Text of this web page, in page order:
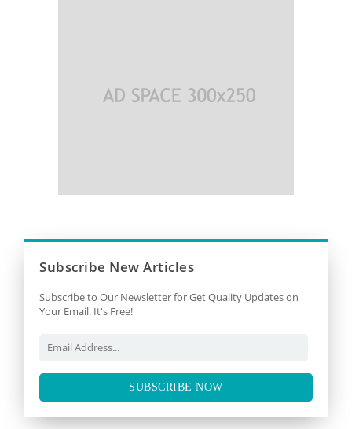
Subscribe New Articles
Subscribe to Our Newsletter for Get Quality Updates on
Your Email. It's Free!
SUBSCRIBE NOW